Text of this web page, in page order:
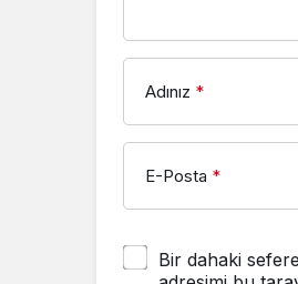
Adınız *
E-Posta *
Bir dahaki